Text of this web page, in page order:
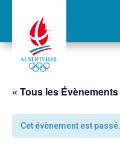
« Tous les Évènements
Cet évènement est passé.